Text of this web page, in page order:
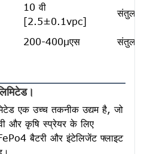
10 वी
[2.5±0.1vpc]
संतुलन
200-400μएस संतुलन
एक उच्च तकनीक उद्यम है, जो
और कृषि स्प्रेयर के लिए
बैटरी और इंटेलिजेंट फ्लाइट